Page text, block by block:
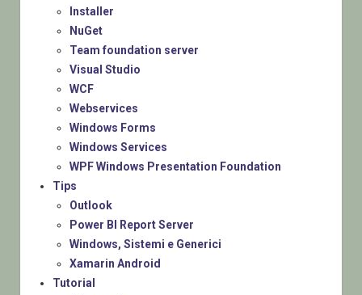
Installer
NuGet
Team foundation server
Visual Studio
WCF
Webservices
Windows Forms
Windows Services
WPF Windows Presentation Foundation
Tips
Outlook
Power BI Report Server
Windows, Sistemi e Generici
Xamarin Android
Tutorial